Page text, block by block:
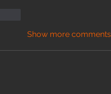
Show more comments